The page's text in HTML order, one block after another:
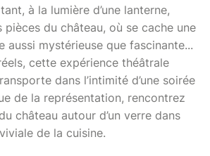
à la lumière d’une lanterne,
du château, où se cache une
aussi mystérieuse que fascinante...
cette expérience théâtrale
dans l’intimité d’une soirée
de la représentation, rencontrez
château autour d’un verre dans
de la cuisine.